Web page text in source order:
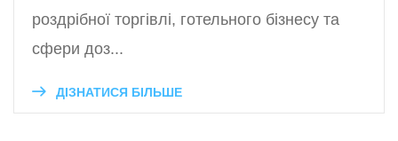
роздрібної торгівлі, готельного бізнесу та
сфери доз...
ДІЗНАТИСЯ БІЛЬШЕ